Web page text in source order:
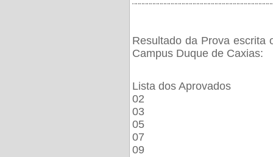
Resultado da Prova escrita
Campus Duque de Caxias:
Lista dos Aprovados
02
03
05
07
09